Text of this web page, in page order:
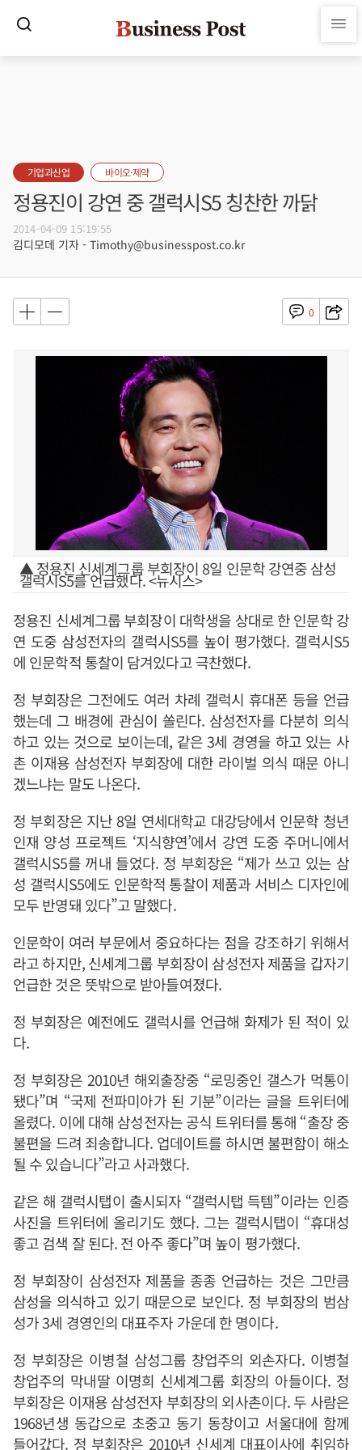
기업과산업 바이오·제약
정용진이 강연 중 갤럭시S5 칭찬한 까닭
2014-04-09 15:19:55
김디모데 기자 - Timothy@businesspost.co.kr
0
▲ 정용진 신세계그룹 부회장이 8일 인문학 강연중 삼성
갤럭시S5를 언급했다. <뉴시스>
정용진 신세계그룹 부회장이 대학생을 상대로 한 인문학 강
연 도중 삼성전자의 갤럭시S5를 높이 평가했다. 갤럭시S5
에 인문학적 통찰이 담겨있다고 극찬했다.
정 부회장은 그전에도 여러 차례 갤럭시 휴대폰 등을 언급
했는데 그 배경에 관심이 쏠린다. 삼성전자를 다분히 의식
하고 있는 것으로 보이는데, 같은 3세 경영을 하고 있는 사
촌 이재용 삼성전자 부회장에 대한 라이벌 의식 때문 아니
겠느냐는 말도 나온다.
정 부회장은 지난 8일 연세대학교 대강당에서 인문학 청년
인재 양성 프로젝트 ‘지식향연’에서 강연 도중 주머니에서
갤럭시S5를 꺼내 들었다. 정 부회장은 “제가 쓰고 있는 삼
성 갤럭시S5에도 인문학적 통찰이 제품과 서비스 디자인에
모두 반영돼 있다”고 말했다.
인문학이 여러 부문에서 중요하다는 점을 강조하기 위해서
라고 하지만, 신세계그룹 부회장이 삼성전자 제품을 갑자기
언급한 것은 뜻밖으로 받아들여졌다.
정 부회장은 예전에도 갤럭시를 언급해 화제가 된 적이 있
다.
정 부회장은 2010년 해외출장중 “로밍중인 갤스가 먹통이
됐다”며 “국제 전파미아가 된 기분”이라는 글을 트위터에
올렸다. 이에 대해 삼성전자는 공식 트위터를 통해 “출장 중
불편을 드려 죄송합니다. 업데이트를 하시면 불편함이 해소
될 수 있습니다”라고 사과했다.
같은 해 갤럭시탭이 출시되자 “갤럭시탭 득템”이라는 인증
사진을 트위터에 올리기도 했다. 그는 갤럭시탭이 “휴대성
좋고 검색 잘 된다. 전 아주 좋다”며 높이 평가했다.
정 부회장이 삼성전자 제품을 종종 언급하는 것은 그만큼
삼성을 의식하고 있기 때문으로 보인다. 정 부회장의 범삼
성가 3세 경영인의 대표주자 가운데 한 명이다.
정 부회장은 이병철 삼성그룹 창업주의 외손자다. 이병철
창업주의 막내딸 이명희 신세계그룹 회장의 아들이다. 정
부회장은 이재용 삼성전자 부회장의 외사촌이다. 두 사람은
1968년생 동갑으로 초중고 동기 동창이고 서울대에 함께
들어갔다. 정 부회장은 2010년 신세계 대표이사에 취임하